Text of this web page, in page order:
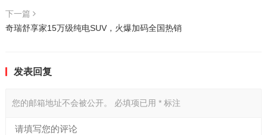
下一篇
奇瑞舒享家15万级纯电SUV，火爆加码全国热销
发表回复
您的邮箱地址不会被公开。 必填项已用 *标注